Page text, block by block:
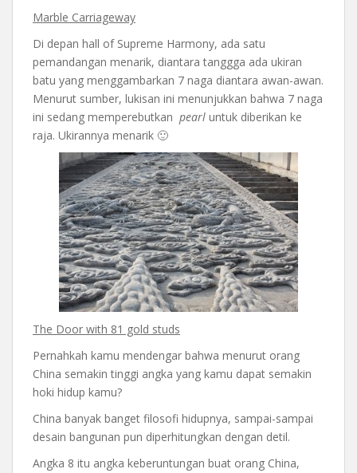
Marble Carriageway
Di depan hall of Supreme Harmony, ada satu
pemandangan menarik, diantara tanggga ada ukiran
batu yang menggambarkan 7 naga diantara awan-awan.
Menurut sumber, lukisan ini menunjukkan bahwa 7 naga
ini sedang memperebutkan pearl untuk diberikan ke
raja. Ukirannya menarik 🙂
The Door with 81 gold studs
Pernahkah kamu mendengar bahwa menurut orang
China semakin tinggi angka yang kamu dapat semakin
hoki hidup kamu?
China banyak banget filosofi hidupnya, sampai-sampai
desain bangunan pun diperhitungkan dengan detil.
Angka 8 itu angka keberuntungan buat orang China,